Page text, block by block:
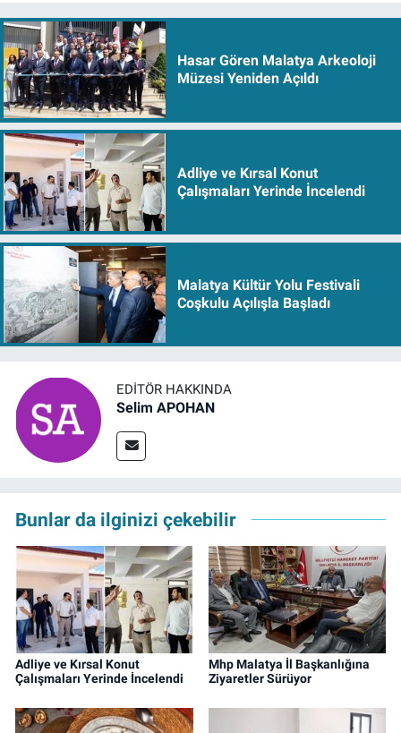
Hasar Gören Malatya Arkeoloji
Müzesi Yeniden Açıldı
Adliye ve Kırsal Konut
Çalışmaları Yerinde İncelendi
Malatya Kültür Yolu Festivali
Coşkulu Açılışla Başladı
EDITÖR HAKKINDA
Selim APOHAN
Bunlar da ilginizi çekebilir
Adliye ve Kırsal Konut
Çalışmaları Yerinde İncelendi
Mhp Malatya İl Başkanlığına
Ziyaretler Sürüyor